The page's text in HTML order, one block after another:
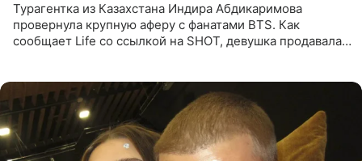
Турагентка из Казахстана Индира Абдикаримова
провернула крупную аферу с фанатами BTS. Как
сообщает Life со ссылкой на SHOT, девушка продавала